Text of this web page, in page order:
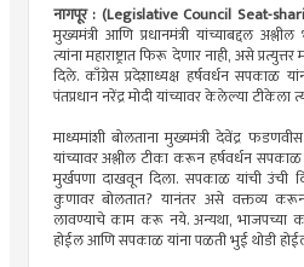
नागपूर : (Legislative Council Seat-
मुख्यमंत्री आणि प्रधानमंत्री यांच्याबद्दल
त्यांना महाराष्ट्रात फिरू देणार नाही, असे
दिले. काँग्रेस प्रदेशाध्यक्ष हर्षवर्धन सपकाळ
पंतप्रधान नरेंद्र मोदी यांच्यावर केलेल्या टीकेला
माध्यमांशी बोलताना मुख्यमंत्री देवेंद्र
यांच्यावर अश्लील टीका करून हर्षवर्धन सपकाळ
मुर्खपणा दाखवून दिला. सपकाळ यांची उंची
कुणावर बोलतात? यानंतर असे वक्तव्य करून
लावण्याचे काम करू नये. अन्यथा, भाजपच्या
होईल आणि सपकाळ यांना पळती भुई थोडी